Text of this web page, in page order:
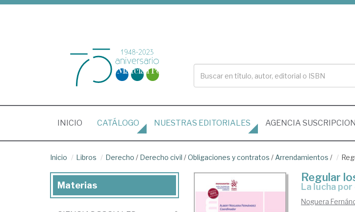
INICIO (CURRENT)
CATÁLOGO NUESTRAS EDITORIALES AGENCIA
Inicio Libros Derecho / Derecho civil /Obligaciones y contratos / Arrendamientos /
Regular
la lucha
Noguera
Materias